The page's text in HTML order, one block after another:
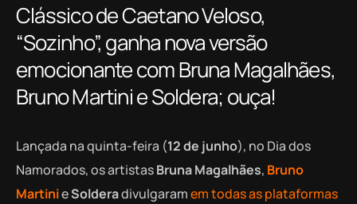
Clássico de Caetano Veloso,
“Sozinho”, ganha nova versão
emocionante com Bruna Magalhães,
Bruno Martini e Soldera; ouça!
Lançada na quinta-feira (12 de junho), no Dia dos
Namorados, os artistasBruna Magalhães, Bruno
MartinieSolderadivulgaramem todas as plataformas